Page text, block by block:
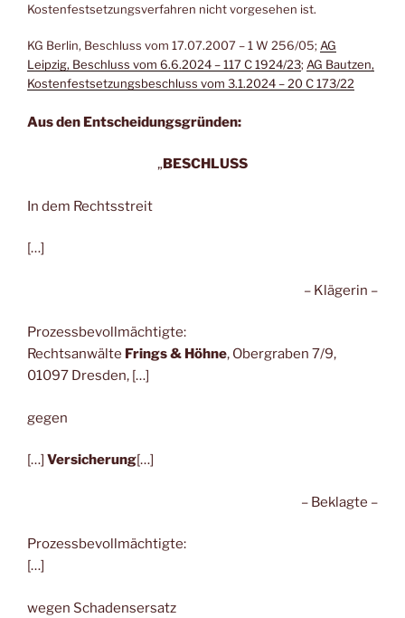
Kostenfestsetzungsverfahren nicht vorgesehen ist​.
KG Berlin, Beschluss vom 17.07.2007 – 1 W 256/05; AG
Leipzig, Beschluss vom 6.6.2024 – 117 C 1924/23; AG Bautzen,
Kostenfestsetzungsbeschluss vom 3.1.2024 – 20 C 173/22
Aus den Entscheidungsgründen:
„BESCHLUSS
In dem Rechtsstreit
[…]
– Klägerin –
Prozessbevollmächtigte:
Rechtsanwälte Frings & Höhne, Obergraben 7/9,
01097 Dresden, […]
gegen
[…] Versicherung[…]
– Beklagte –
Prozessbevollmächtigte:
[…]
wegen Schadensersatz